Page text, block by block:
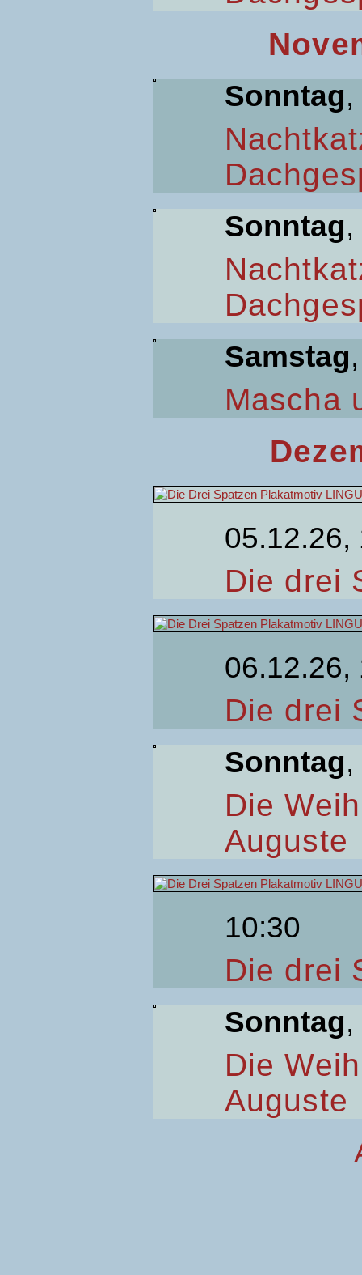
Sonntag
Sonntag
Samstag
Mascha
05.12.26,
Die drei
06.12.26,
Die drei
Sonntag
Die
Auguste
10:30
Die drei
Sonntag
Die
Auguste